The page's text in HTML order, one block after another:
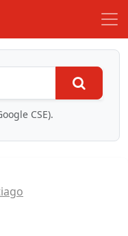
y contenidos
CSE).